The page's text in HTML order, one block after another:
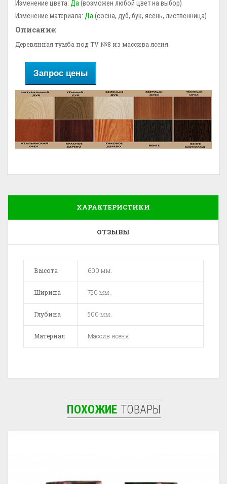
Изменение цвета: Да (возможен любой цвет на выбор)
Изменение материала: Да (сосна, дуб, бук, ясень, лиственница)
Описание:
Деревянная тумба под TV №8 из массива ясеня.
Запрос цены
ХАРАКТЕРИСТИКИ
ОТЗЫВЫ
Высота 600 мм.
Ширина 750 мм.
Глубина 500 мм.
Материал Массив ясеня
ПОХОЖИЕ ТОВАРЫ